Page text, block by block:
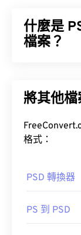
什麼是
檔案？
雜的圖形設
如何開
將其他
格式：
PSD 轉換器
PS 到 PSD